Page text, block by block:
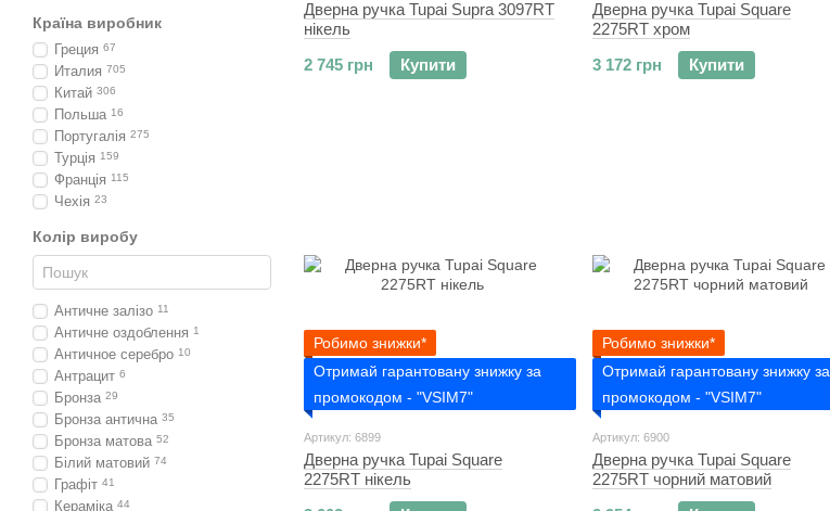
Дверна ручка Tupai Supra 3097RT
нікель
2 745 грн
Купити
Дверна ручка Tupai Square
2275RT хром
3 172 грн
Купити
Робимо знижки*
Отримай гарантовану знижку за
промокодом - "VSIM7"
Артикул: 6899
Дверна ручка Tupai Square
2275RT нікель
Робимо знижки*
Отримай гарантовану знижку за
промокодом - "VSIM7"
Артикул: 6900
Дверна ручка Tupai Square
2275RT чорний матовий
Країна виробник
Греция 67
Италия 705
Китай 306
Польша 16
Португалія 275
Турція 159
Франція 115
Чехія 23
Колір виробу
Античне залізо 11
Античне оздоблення 1
Античное серебро 10
Антрацит 6
Бронза 29
Бронза антична 35
Бронза матова 52
Білий матовий 74
Графіт 41
Кераміка 44